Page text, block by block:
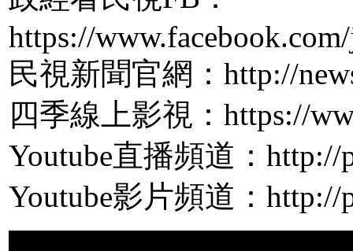
https://
民視新聞官網：http://
四季線上影視：https://
Youtube直播頻道：http://
Youtube影片頻道：http://